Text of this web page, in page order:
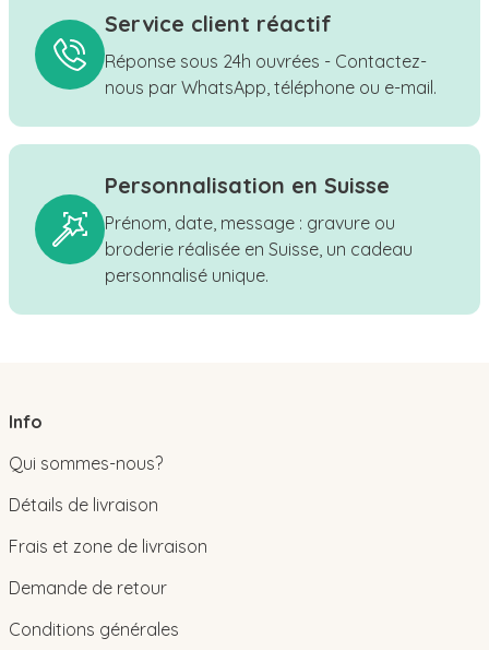
Service client réactif
Réponse sous 24h ouvrées - Contactez-
nous par WhatsApp, téléphone ou e-mail.
Personnalisation en Suisse
Prénom, date, message : gravure ou
broderie réalisée en Suisse, un cadeau
personnalisé unique.
Info
Qui sommes-nous?
Détails de livraison
Frais et zone de livraison
Demande de retour
Conditions générales